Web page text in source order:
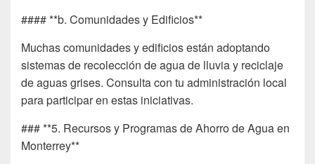
#### **b. Comunidades y Edificios**
Muchas comunidades y edificios están adoptando
sistemas de recolección de agua de lluvia y reciclaje
de aguas grises. Consulta con tu administración local
para participar en estas iniciativas.
### **5. Recursos y Programas de Ahorro de Agua en
Monterrey**